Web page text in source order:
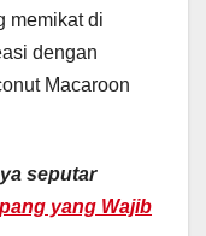
memikat di
dengan
Macaroon
seputar
yang Wajib